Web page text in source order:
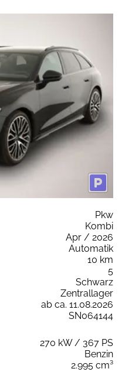
Pkw
Kombi
Apr / 2026
Automatik
10 km
5
Schwarz
Zentrallager
ab ca. 11.08.2026
SN064144
270 kW / 367 PS
Benzin
2.995 cm³